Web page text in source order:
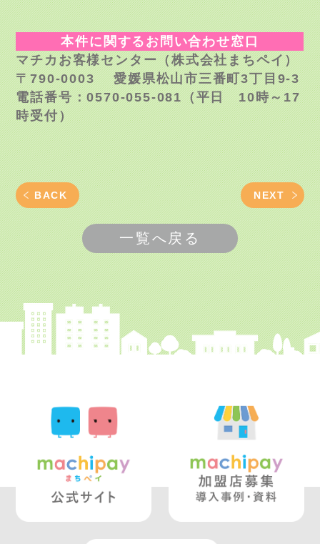
本件に関するお問い合わせ窓口
マチカお客様センター（株式会社まちペイ）
〒790-0003愛媛県松山市三番町3丁目9-3
電話番号：0570-055-081（平日10時～17
時受付）
BACK NEXT
一覧へ戻る